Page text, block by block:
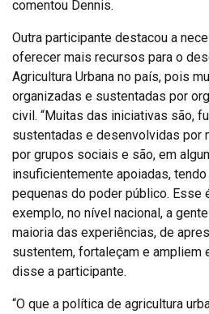
comentou Dennis.
Outra participante destacou a
oferecer mais recursos para o
Agricultura Urbana no país, pois
organizadas e sustentadas por
civil. “Muitas das iniciativas são,
sustentadas e desenvolvidas por
por grupos sociais e são, em
insuficientemente apoiadas,
pequenas do poder público. Esse
exemplo, no nível nacional, a
maioria das experiências, de
sustentem, fortaleçam e ampliem
disse a participante.
“O que a política de agricultura